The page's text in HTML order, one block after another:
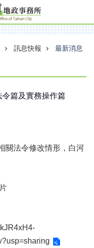
訊息快報 最新消息
篇及實務操作篇
關法令修改情形，白河